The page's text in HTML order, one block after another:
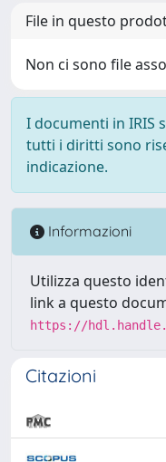
File in questo
Non ci sono file
I documenti in IRIS
tutti i diritti sono
indicazione.
Informazioni
Utilizza questo
link a questo
https://
Citazioni